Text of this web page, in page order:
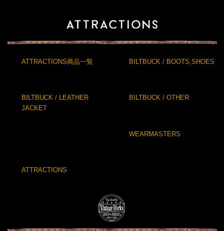
ATTRACTIONS商品一覧 BILTBUCK / BOOTS,SHOES
BILTBUCK / LEATHER
JACKET
BILTBUCK / OTHER
WEARMASTERS
ATTRACTIONS